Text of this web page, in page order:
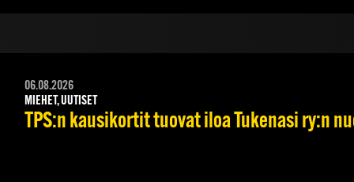
06.08.2026
MIEHET, UUTISET
TPS:n kausikortit tuovat iloa Tukenasi ry:n